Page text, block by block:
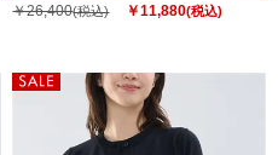
￥26,400(税込) ￥11,880(税込)